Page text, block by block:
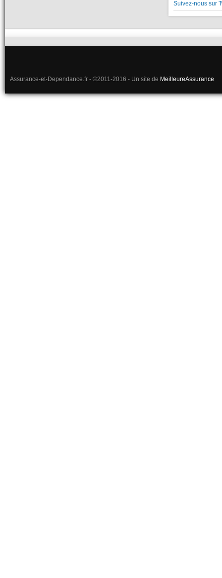
Suivez-nous sur
Assurance-et-Dependance.fr - ©2011-2016 - Un site de MeilleureAssurance